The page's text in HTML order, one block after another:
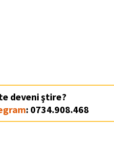
deveni ştire?
: 0734.908.468